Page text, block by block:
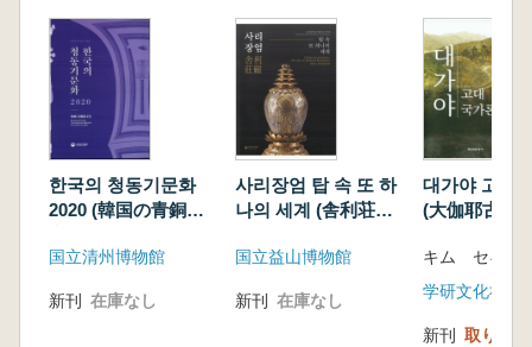
한국의 청동기문화
2020 (韓国の青銅器
国立清州博物館
新刊 在庫なし
사리장엄 탑 속 또 하
나의 세계 (舎利荘厳
世界)
国立益山博物館
新刊 在庫なし
대가야 고대
(大伽耶古代
キム セギ
学研文化社
新刊 取り寄せ